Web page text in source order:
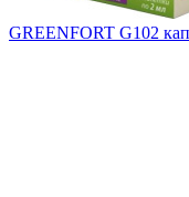
GREENFORT G102